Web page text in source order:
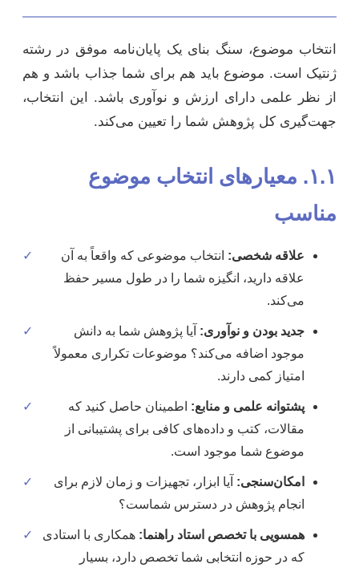
انتخاب موضوع، سنگ بنای یک پایان‌نامه موفق در رشته
ژنتیک است. موضوع باید هم برای شما جذاب باشد و هم
از نظر علمی دارای ارزش و نوآوری باشد. این انتخاب،
جهت‌گیری کل پژوهش شما را تعیین می‌کند.
۱.۱. معیارهای انتخاب موضوع
مناسب
✓ علاقه شخصی: انتخاب موضوعی که واقعاً به آن
علاقه دارید، انگیزه شما را در طول مسیر حفظ
می‌کند.
✓ جدید بودن و نوآوری: آیا پژوهش شما به دانش
موجود اضافه می‌کند؟ موضوعات تکراری معمولاً
امتیاز کمی دارند.
✓ پشتوانه علمی و منابع: اطمینان حاصل کنید که
مقالات، کتب و داده‌های کافی برای پشتیبانی از
موضوع شما موجود است.
✓ امکان‌سنجی: آیا ابزار، تجهیزات و زمان لازم برای
انجام پژوهش در دسترس شماست؟
✓ همسویی با تخصص استاد راهنما: همکاری با استادی
که در حوزه انتخابی شما تخصص دارد، بسیار